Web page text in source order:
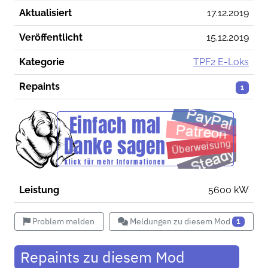
Aktualisiert 17.12.2019
Veröffentlicht 15.12.2019
Kategorie TPF2 E-Loks
Repaints 1
Leistung 5600 kW
Problem melden Meldungen zu diesem Mod 1
Repaints zu diesem Mod